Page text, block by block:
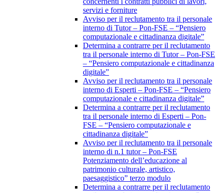
servizi e forniture
Avviso per il reclutamento tra il personale
interno di Tutor – Pon-FSE – “Pensiero
computazionale e cittadinanza digitale”
Determina a contrarre per il reclutamento
tra il personale interno di Tutor – Pon-FSE
– “Pensiero computazionale e cittadinanza
digitale”
Avviso per il reclutamento tra il personale
interno di Esperti – Pon-FSE – “Pensiero
computazionale e cittadinanza digitale”
Determina a contrarre per il reclutamento
tra il personale interno di Esperti – Pon-
FSE – “Pensiero computazionale e
cittadinanza digitale”
Avviso per il reclutamento tra il personale
interno di n.1 tutor – Pon-FSE
Potenziamento dell’educazione al
patrimonio culturale, artistico,
paesaggistico” terzo modulo
Determina a contrarre per il reclutamento